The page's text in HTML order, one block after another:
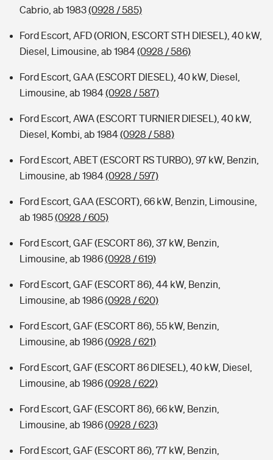
Cabrio, ab 1983(0928 / 585)
Ford Escort, AFD (ORION, ESCORT STH DIESEL), 40 kW,
Diesel, Limousine, ab 1984(0928 / 586)
Ford Escort, GAA (ESCORT DIESEL), 40 kW, Diesel,
Limousine, ab 1984(0928 / 587)
Ford Escort, AWA (ESCORT TURNIER DIESEL), 40 kW,
Diesel, Kombi, ab 1984(0928 / 588)
Ford Escort, ABET (ESCORT RS TURBO), 97 kW, Benzin,
Limousine, ab 1984(0928 / 597)
Ford Escort, GAA (ESCORT), 66 kW, Benzin, Limousine,
ab 1985(0928 / 605)
Ford Escort, GAF (ESCORT 86), 37 kW, Benzin,
Limousine, ab 1986(0928 / 619)
Ford Escort, GAF (ESCORT 86), 44 kW, Benzin,
Limousine, ab 1986(0928 / 620)
Ford Escort, GAF (ESCORT 86), 55 kW, Benzin,
Limousine, ab 1986(0928 / 621)
Ford Escort, GAF (ESCORT 86 DIESEL), 40 kW, Diesel,
Limousine, ab 1986(0928 / 622)
Ford Escort, GAF (ESCORT 86), 66 kW, Benzin,
Limousine, ab 1986(0928 / 623)
Ford Escort, GAF (ESCORT 86), 77 kW, Benzin,